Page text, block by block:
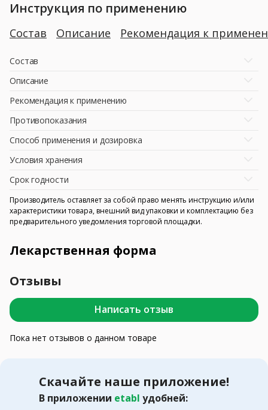
Инструкция по применению
Состав Описание Рекомендация к
Состав
Описание
Рекомендация к применению
Противопоказания
Способ применения и дозировка
Условия хранения
Срок годности
Производитель оставляет за собой право менять инструкцию и/или
характеристики товара, внешний вид упаковки и комплектацию без
предварительного уведомления торговой площадки.
Лекарственная форма
Отзывы
Написать отзыв
Пока нет отзывов о данном товаре
Скачайте наше приложение!
В приложении etabl удобней: